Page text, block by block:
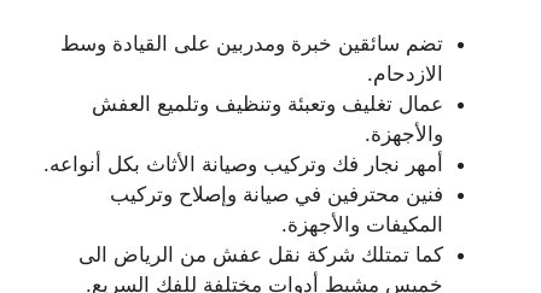
تضم سائقين خبرة ومدربين على القيادة وسط
الازدحام.
عمال تغليف وتعبئة وتنظيف وتلميع العفش
والأجهزة.
أمهر نجار فك وتركيب وصيانة الأثاث بكل أنواعه.
فنين محترفين في صيانة وإصلاح وتركيب
المكيفات والأجهزة.
كما تمتلك شركة نقل عفش من الرياض الى
خميس مشيط أدوات مختلفة للفك السريع.